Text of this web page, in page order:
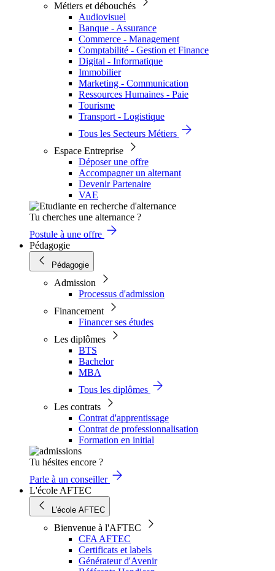
Métiers et débouchés
Audiovisuel
Banque - Assurance
Commerce - Management
Comptabilité - Gestion et Finance
Digital - Informatique
Immobilier
Marketing - Communication
Ressources Humaines - Paie
Tourisme
Transport - Logistique
Tous les Secteurs Métiers
Espace Entreprise
Déposer une offre
Accompagner un alternant
Devenir Partenaire
VAE
Tu cherches une alternance ?
Postule à une offre
Pédagogie
Pédagogie
Admission
Processus d'admission
Financement
Financer ses études
Les diplômes
BTS
Bachelor
MBA
Tous les diplômes
Les contrats
Contrat d'apprentissage
Contrat de professionnalisation
Formation en initial
Tu hésites encore ?
Parle à un conseiller
L'école AFTEC
L'école AFTEC
Bienvenue à l'AFTEC
CFA AFTEC
Certificats et labels
Générateur d'Avenir